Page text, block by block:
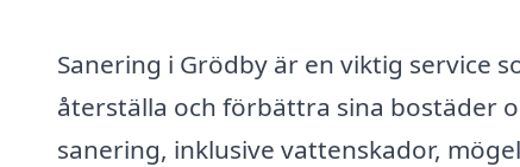
Sanering i Grödby är en viktig service
återställa och förbättra sina bostäder
sanering, inklusive vattenskador,